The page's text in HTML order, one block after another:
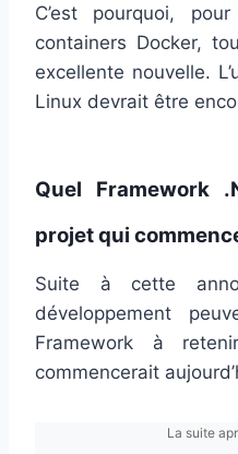
C’est pourquoi,
containers Docker,
excellente nouvelle.
Linux devrait être
Quel Framework
projet qui
Suite à cette
développement
Framework à
commencerait
La suite